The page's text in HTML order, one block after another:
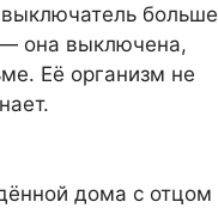
больше
— она выключена,
Её организм не
дома с отцом